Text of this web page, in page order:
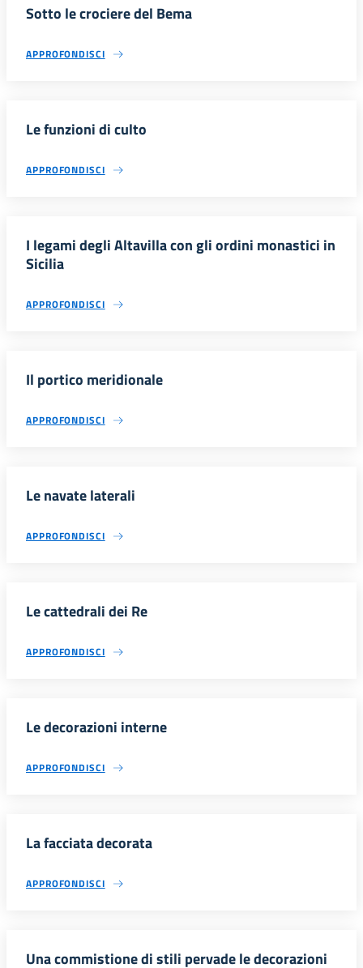
Sotto le crociere del Bema
APPROFONDISCI
Le funzioni di culto
APPROFONDISCI
I legami degli Altavilla con gli ordini monastici in
Sicilia
APPROFONDISCI
Il portico meridionale
APPROFONDISCI
Le navate laterali
APPROFONDISCI
Le cattedrali dei Re
APPROFONDISCI
Le decorazioni interne
APPROFONDISCI
La facciata decorata
APPROFONDISCI
Una commistione di stili pervade le decorazioni